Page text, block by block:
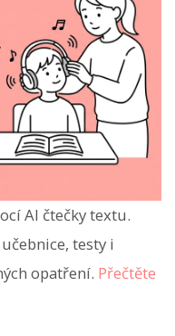
AI čtečky textu.
testy i
opatření. Přečtěte